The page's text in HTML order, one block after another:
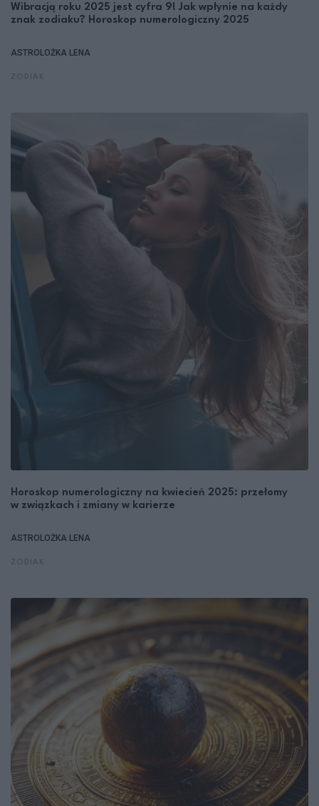
Wibracją roku 2025 jest cyfra 9! Jak wpłynie na każdy
znak zodiaku? Horoskop numerologiczny 2025
ASTROLOŻKA LENA
Horoskop numerologiczny na kwiecień 2025: przełomy
w związkach i zmiany w karierze
ASTROLOŻKA LENA